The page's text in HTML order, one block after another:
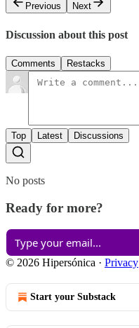
Previous
Next
Discussion about this post
Comments Restacks
Top Latest Discussions
No posts
Ready for more?
© 2026 Hipersónica · Privacy
Start your Substack